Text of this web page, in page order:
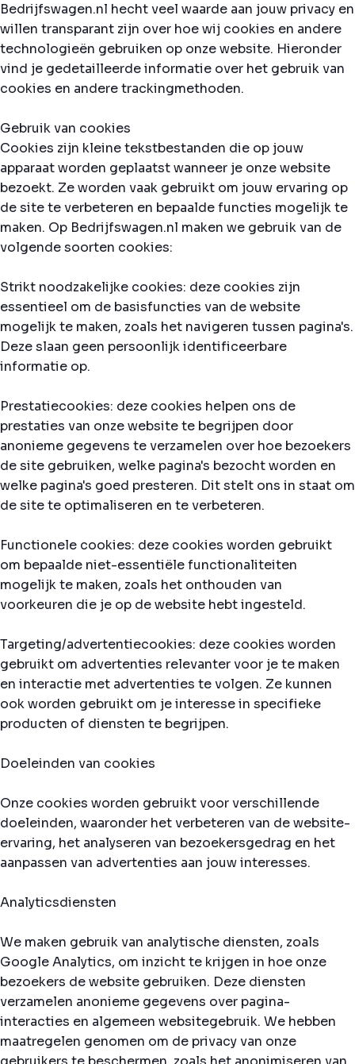
Bedrijfswagen.nl hecht veel waarde aan jouw privacy en
willen transparant zijn over hoe wij cookies en andere
technologieën gebruiken op onze website. Hieronder
vind je gedetailleerde informatie over het gebruik van
cookies en andere trackingmethoden.
Gebruik van cookies
Cookies zijn kleine tekstbestanden die op jouw
apparaat worden geplaatst wanneer je onze website
bezoekt. Ze worden vaak gebruikt om jouw ervaring op
de site te verbeteren en bepaalde functies mogelijk te
maken. Op Bedrijfswagen.nl maken we gebruik van de
volgende soorten cookies:
Strikt noodzakelijke cookies: deze cookies zijn
essentieel om de basisfuncties van de website
mogelijk te maken, zoals het navigeren tussen pagina's.
Deze slaan geen persoonlijk identificeerbare
informatie op.
Prestatiecookies: deze cookies helpen ons de
prestaties van onze website te begrijpen door
anonieme gegevens te verzamelen over hoe bezoekers
de site gebruiken, welke pagina's bezocht worden en
welke pagina's goed presteren. Dit stelt ons in staat om
de site te optimaliseren en te verbeteren.
Functionele cookies: deze cookies worden gebruikt
om bepaalde niet-essentiële functionaliteiten
mogelijk te maken, zoals het onthouden van
voorkeuren die je op de website hebt ingesteld.
Targeting/advertentiecookies: deze cookies worden
gebruikt om advertenties relevanter voor je te maken
en interactie met advertenties te volgen. Ze kunnen
ook worden gebruikt om je interesse in specifieke
producten of diensten te begrijpen.
Doeleinden van cookies
Onze cookies worden gebruikt voor verschillende
doeleinden, waaronder het verbeteren van de website-
ervaring, het analyseren van bezoekersgedrag en het
aanpassen van advertenties aan jouw interesses.
Analyticsdiensten
We maken gebruik van analytische diensten, zoals
Google Analytics, om inzicht te krijgen in hoe onze
bezoekers de website gebruiken. Deze diensten
verzamelen anonieme gegevens over pagina-
interacties en algemeen websitegebruik. We hebben
maatregelen genomen om de privacy van onze